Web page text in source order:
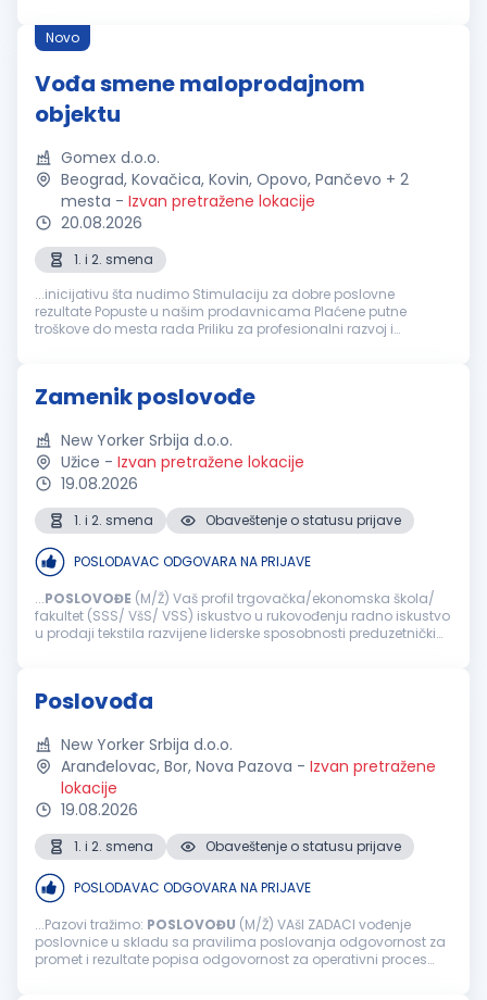
Kreiramo dobru atmosferu...
Novo
Vođa smene maloprodajnom
objektu
Gomex d.o.o.
Beograd, Kovačica, Kovin, Opovo, Pančevo + 2
mesta - Izvan pretražene lokacije
20.08.2026
1. i 2. smena
...inicijativu šta nudimo Stimulaciju za dobre poslovne
rezultate Popuste u našim prodavnicama Plaćene putne
troškove do mesta rada Priliku za profesionalni razvoj i
Zamenik poslovođe
New Yorker Srbija d.o.o.
Užice - Izvan pretražene lokacije
19.08.2026
1. i 2. smena Obaveštenje o statusu prijave
POSLODAVAC ODGOVARA NA PRIJAVE
...POSLOVOĐE (M/Ž) Vaš profil trgovačka/ekonomska škola/
fakultet (SSS/ VšS/ VSS) iskustvo u rukovođenju radno iskustvo
u prodaji tekstila razvijene liderske sposobnosti preduzetnički
Poslovođa
New Yorker Srbija d.o.o.
Aranđelovac, Bor, Nova Pazova - Izvan pretražene
lokacije
19.08.2026
1. i 2. smena Obaveštenje o statusu prijave
POSLODAVAC ODGOVARA NA PRIJAVE
...Pazovi tražimo: POSLOVOĐU (M/Ž) VAšI ZADACI vođenje
poslovnice u skladu sa pravilima poslovanja odgovornost za
promet i rezultate popisa odgovornost za operativni proces